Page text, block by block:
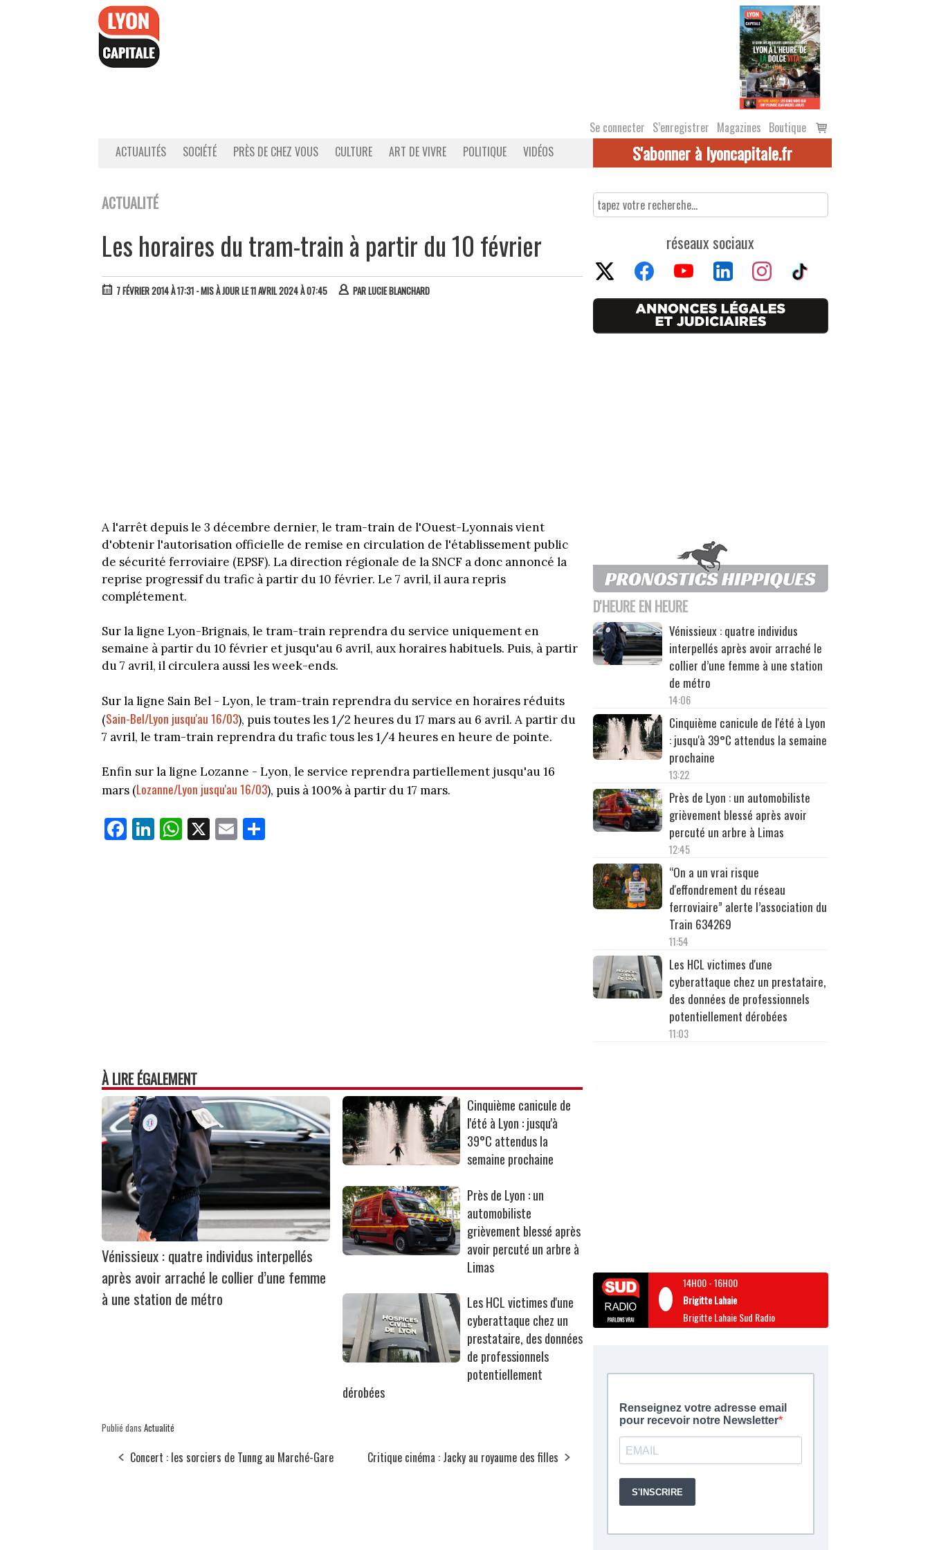
Se connecter S’enregistrer Magazines Boutique
Voir
le
ACTUALITÉS SOCIÉTÉ PRÈS DE CHEZ VOUS CULTURE ART DE VIVRE POLITIQUE VIDÉOS S'abonner à lyoncapitale.fr
ACTUALITÉ
Les horaires du tram-train à partir du 10 février
7 FÉVRIER 2014 À 17:31 - MIS À JOUR LE 11 AVRIL 2024 À 07:45 PARLUCIE BLANCHARD
A l'arrêt depuis le 3 décembre dernier, le tram-train de l'Ouest-Lyonnais vient
d'obtenir l'autorisation officielle de remise en circulation de l'établissement public
de sécurité ferroviaire (EPSF). La direction régionale de la SNCF a donc annoncé la
reprise progressif du trafic à partir du 10 février. Le 7 avril, il aura repris
complétement.
Sur la ligne Lyon-Brignais, le tram-train reprendra du service uniquement en
semaine à partir du 10 février et jusqu'au 6 avril, aux horaires habituels. Puis, à partir
du 7 avril, il circulera aussi les week-ends.
Sur la ligne Sain Bel - Lyon, le tram-train reprendra du service en horaires réduits
(Sain-Bel/Lyon jusqu'au 16/03), puis toutes les 1/2 heures du 17 mars au 6 avril. A partir du
7 avril, le tram-train reprendra du trafic tous les 1/4 heures en heure de pointe.
Enfin sur la ligne Lozanne - Lyon, le service reprendra partiellement jusqu'au 16
mars (Lozanne/Lyon jusqu'au 16/03), puis à 100% à partir du 17 mars.
Fa
ce
Li
nk
W
ha
X E
m
À LIRE ÉGALEMENT
Vénissieux : quatre individus interpellés
après avoir arraché le collier d’une femme
à une station de métro
Cinquième canicule de
l'été à Lyon : jusqu'à
39°C attendus la
semaine prochaine
Près de Lyon : un
automobiliste
grièvement blessé après
avoir percuté un arbre à
Limas
Les HCL victimes d'une
cyberattaque chez un
prestataire, des données
de professionnels
potentiellement
dérobées
Publié dans Actualité
Concert : les sorciers de Tunng au Marché-Gare Critique cinéma : Jacky au royaume des filles
réseaux sociaux
D'HEURE EN HEURE
Vénissieux : quatre individus
interpellés après avoir arraché le
collier d’une femme à une station
de métro
14:06
Cinquième canicule de l'été à Lyon
: jusqu'à 39°C attendus la semaine
prochaine
13:22
Près de Lyon : un automobiliste
grièvement blessé après avoir
percuté un arbre à Limas
12:45
“On a un vrai risque
d'effondrement du réseau
ferroviaire” alerte l’association du
Train 634269
11:54
Les HCL victimes d'une
cyberattaque chez un prestataire,
des données de professionnels
potentiellement dérobées
11:03
14H00-16H00
Brigitte Lahaie
Brigitte Lahaie Sud Radio